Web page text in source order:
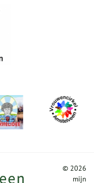
© 2026
mijn